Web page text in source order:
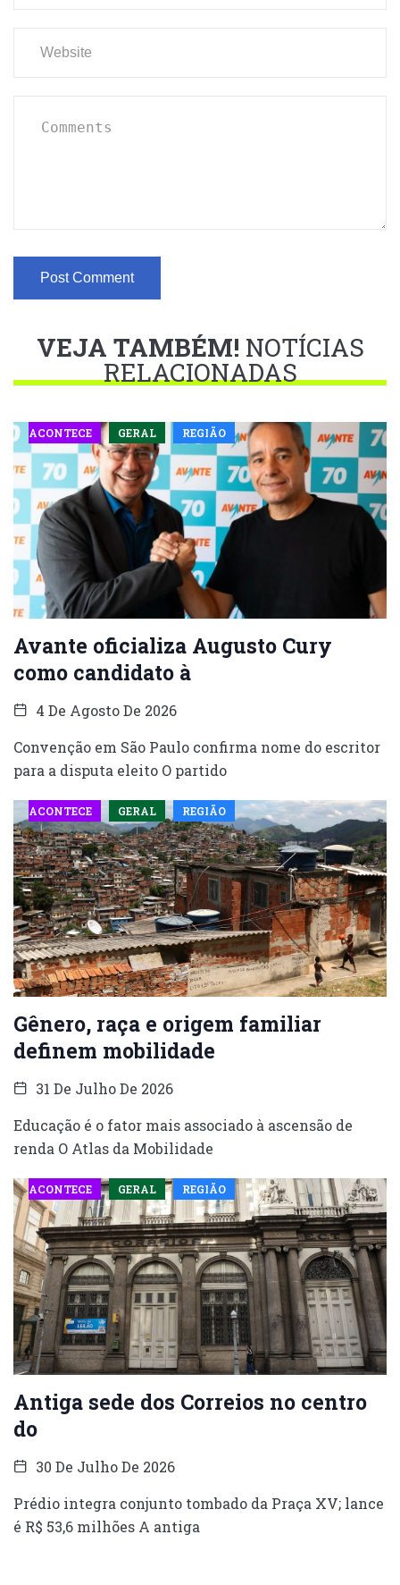
VEJA TAMBÉM! NOTÍCIAS
RELACIONADAS
ACONTECE GERAL REGIÃO
Avante oficializa Augusto Cury
como candidato à
4 De Agosto De 2026
Convenção em São Paulo confirma nome do escritor
para a disputa eleito O partido
ACONTECE GERAL REGIÃO
Gênero, raça e origem familiar
definem mobilidade
31 De Julho De 2026
Educação é o fator mais associado à ascensão de
renda O Atlas da Mobilidade
ACONTECE GERAL REGIÃO
Antiga sede dos Correios no centro
do
30 De Julho De 2026
Prédio integra conjunto tombado da Praça XV; lance
é R$ 53,6 milhões A antiga